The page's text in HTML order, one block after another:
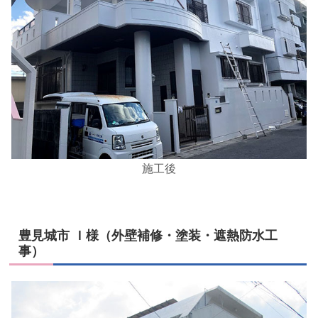
施工後
豊見城市 Ｉ様（外壁補修・塗装・遮熱防水工
事）